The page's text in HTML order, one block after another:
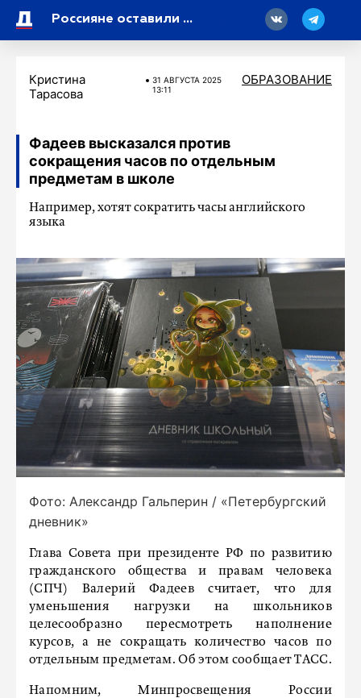
Россияне оставили на маркетплейсах на 1 млрд рублей больше на школьные товары
Кристина
Тарасова
31 АВГУСТА 2025
13:11
ОБРАЗОВАНИЕ
Фадеев высказался против
сокращения часов по отдельным
предметам в школе
Например, хотят сократить часы английского
языка
Фото: Александр Гальперин / «Петербургский
дневник»
Глава Совета при президенте РФ по развитию
гражданского общества и правам человека
(СПЧ) Валерий Фадеев считает, что для
уменьшения нагрузки на школьников
целесообразно пересмотреть наполнение
курсов, а не сокращать количество часов по
отдельным предметам. Об этом сообщает ТАСС.
Напомним, Минпросвещения России